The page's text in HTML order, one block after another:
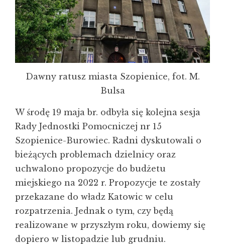
Dawny ratusz miasta Szopienice, fot. M.
Bulsa
W środę 19 maja br. odbyła się kolejna sesja
Rady Jednostki Pomocniczej nr 15
Szopienice-Burowiec. Radni dyskutowali o
bieżących problemach dzielnicy oraz
uchwalono propozycje do budżetu
miejskiego na 2022 r. Propozycje te zostały
przekazane do władz Katowic w celu
rozpatrzenia. Jednak o tym, czy będą
realizowane w przyszłym roku, dowiemy się
dopiero w listopadzie lub grudniu.